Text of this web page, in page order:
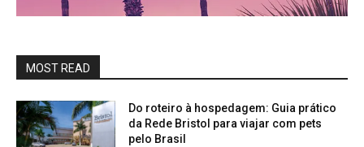
MOST READ
Do roteiro à hospedagem: Guia prático
da Rede Bristol para viajar com pets
pelo Brasil